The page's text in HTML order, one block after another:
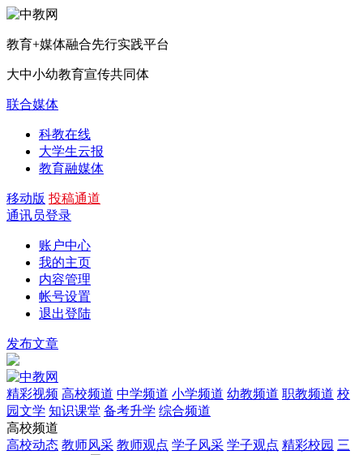
教育+媒体融合先行实践平台
大中小幼教育宣传共同体
联合媒体
科教在线
大学生云报
教育融媒体
移动版 投稿通道
通讯员登录
账户中心
我的主页
内容管理
帐号设置
退出登陆
发布文章
精彩视频 高校频道 中学频道 小学频道 幼教频道 职教频道 校
园文学 知识课堂 备考升学 综合频道
高校频道
高校动态 教师风采 教师观点 学子风采 学子观点 精彩校园 三